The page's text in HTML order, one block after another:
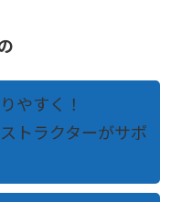
やすく！
トラクターがサポ